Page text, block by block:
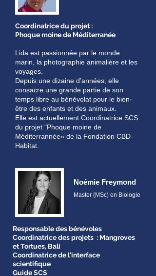
Coordinatrice du projet :
Phoque moine de Méditerranée
Lida est passionnée par le monde
marin, la photographie animalière et les
voyages.
Depuis une dizaine d’années, elle
consacre une grande partie de son
temps libre au bénévolat pour le bien-
être des enfants et des animaux.
Elle est actuellement Coordinatrice SCS
du projet "Phoque moine de
Méditerrannée» de la Fondation CBD-
Habitat.
Noémie Freymond
Master (MSc) en Biologie
Responsable des bénévoles
Coordinatrice des projets : Mangroves
et Tortues, Bali
Coordinatrice de l'interface
scientifique
Guide SCS